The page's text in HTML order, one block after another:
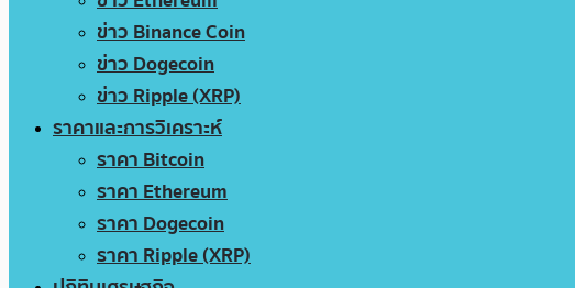
ข่าว Binance Coin
ข่าว Dogecoin
ข่าว Ripple (XRP)
ราคาและการวิเคราะห์
ราคา Bitcoin
ราคา Ethereum
ราคา Dogecoin
ราคา Ripple (XRP)